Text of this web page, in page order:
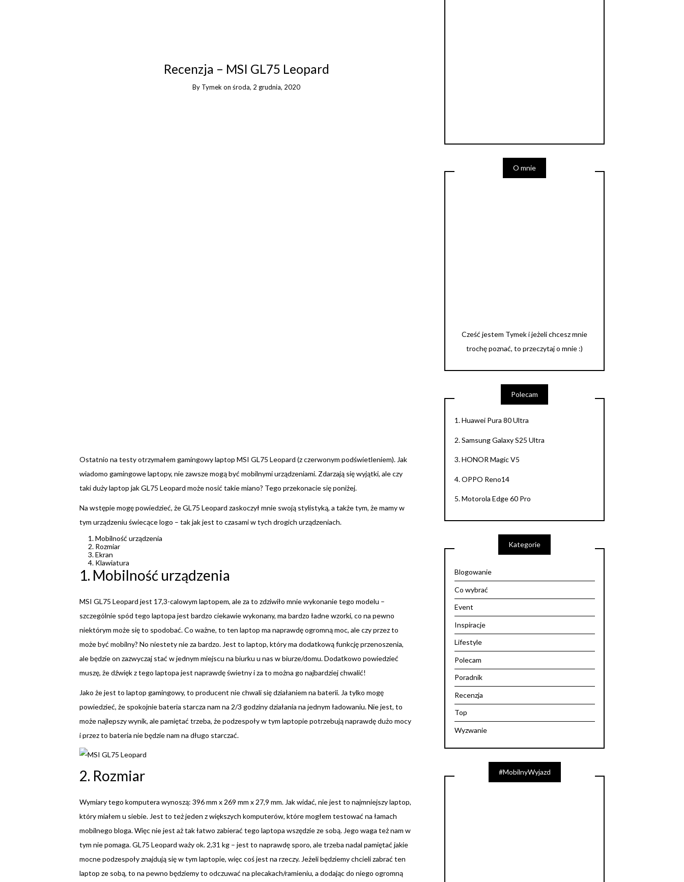
Recenzja – MSI GL75 Leopard
By Tymek onśroda, 2 grudnia, 2020
Ostatnio na testy otrzymałem gamingowy laptop MSI GL75 Leopard (z czerwonym podświetleniem). Jak
wiadomo gamingowe laptopy, nie zawsze mogą być mobilnymi urządzeniami. Zdarzają się wyjątki, ale czy
taki duży laptop jak GL75 Leopard może nosić takie miano? Tego przekonacie się poniżej.
Na wstępie mogę powiedzieć, że GL75 Leopard zaskoczył mnie swoją stylistyką, a także tym, że mamy w
tym urządzeniu świecące logo – tak jak jest to czasami w tych drogich urządzeniach.
Mobilność urządzenia
Rozmiar
Ekran
Klawiatura
1. Mobilność urządzenia
MSI GL75 Leopard jest 17,3-calowym laptopem, ale za to zdziwiło mnie wykonanie tego modelu –
szczególnie spód tego laptopa jest bardzo ciekawie wykonany, ma bardzo ładne wzorki, co na pewno
niektórym może się to spodobać. Co ważne, to ten laptop ma naprawdę ogromną moc, ale czy przez to
może być mobilny? No niestety nie za bardzo. Jest to laptop, który ma dodatkową funkcję przenoszenia,
ale będzie on zazwyczaj stać w jednym miejscu na biurku u nas w biurze/domu. Dodatkowo powiedzieć
muszę, że dźwięk z tego laptopa jest naprawdę świetny i za to można go najbardziej chwalić!
Jako że jest to laptop gamingowy, to producent nie chwali się działaniem na baterii. Ja tylko mogę
powiedzieć, że spokojnie bateria starcza nam na 2/3 godziny działania na jednym ładowaniu. Nie jest, to
może najlepszy wynik, ale pamiętać trzeba, że podzespoły w tym laptopie potrzebują naprawdę dużo mocy
i przez to bateria nie będzie nam na długo starczać.
2. Rozmiar
Wymiary tego komputera wynoszą: 396 mm x 269 mm x 27,9 mm. Jak widać, nie jest to najmniejszy laptop,
który miałem u siebie. Jest to też jeden z większych komputerów, które mogłem testować na łamach
mobilnego bloga. Więc nie jest aż tak łatwo zabierać tego laptopa wszędzie ze sobą. Jego waga też nam w
tym nie pomaga. GL75 Leopard waży ok. 2,31 kg – jest to naprawdę sporo, ale trzeba nadal pamiętać jakie
mocne podzespoły znajdują się w tym laptopie, więc coś jest na rzeczy. Jeżeli będziemy chcieli zabrać ten
laptop ze sobą, to na pewno będziemy to odczuwać na plecakach/ramieniu, a dodając do niego ogromną
O mnie
Cześć jestem Tymek i jeżeli chcesz mnie
trochę poznać, to przeczytaj o mnie :)
Polecam
1.Huawei Pura 80 Ultra
2.Samsung Galaxy S25 Ultra
3.HONOR Magic V5
4.OPPO Reno14
5.Motorola Edge 60 Pro
Kategorie
Blogowanie
Co wybrać
Event
Inspiracje
Lifestyle
Polecam
Poradnik
Recenzja
Top
Wyzwanie
#MobilnyWyjazd